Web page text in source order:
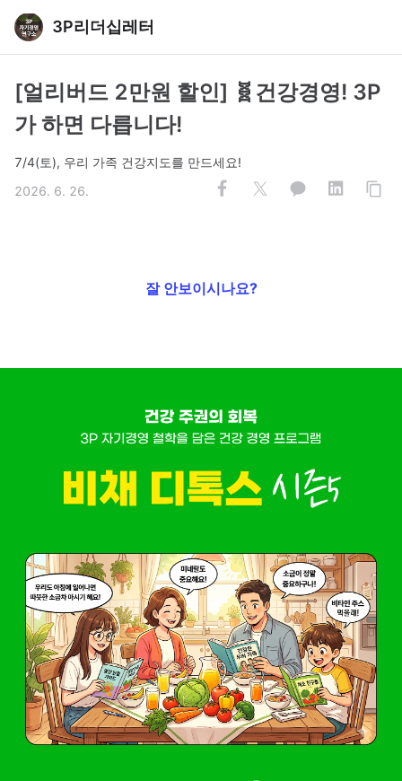
3P리더십레터
[얼리버드 2만원 할인] 🧬건강경영! 3P
가 하면 다릅니다!
7/4(토), 우리 가족 건강지도를 만드세요!
2026. 6. 26.
잘 안보이시나요?